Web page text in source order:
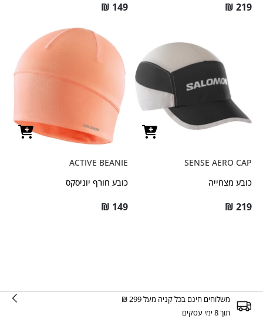
₪ 219
₪ 149
SENSE AERO CAP
כובע מצחייה
₪ 219
ACTIVE BEANIE
כובע חורף יוניסקס
₪ 149
משלוחים חינם בכל קניה מעל 299 ₪
תוך 8 ימי עסקים